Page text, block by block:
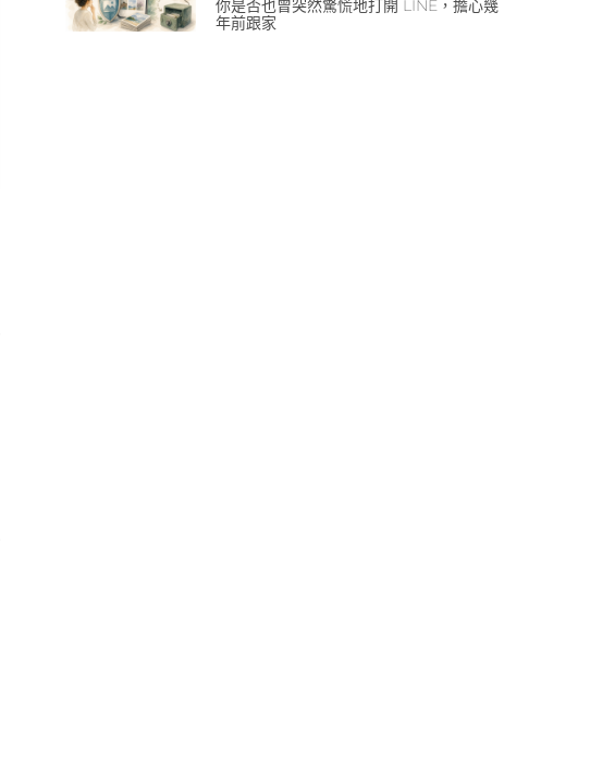
你是否也曾突然驚慌地打開 LINE，擔心幾
年前跟家